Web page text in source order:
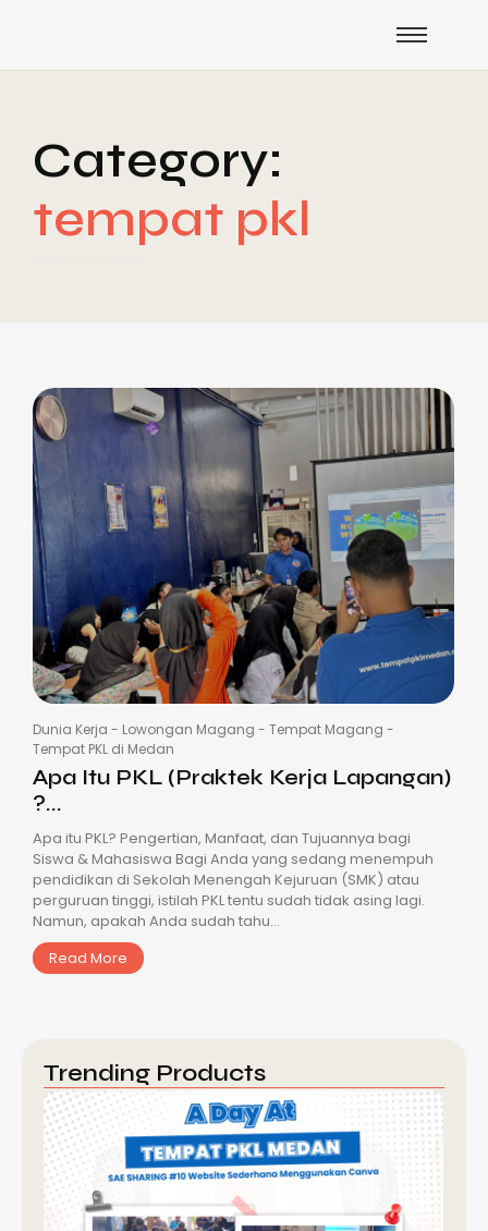
Category:
tempat pkl
Dunia Kerja - Lowongan Magang - Tempat Magang -
Tempat PKL di Medan
Apa Itu PKL (Praktek Kerja Lapangan)
?...
Apa itu PKL? Pengertian, Manfaat, dan Tujuannya bagi
Siswa & Mahasiswa Bagi Anda yang sedang menempuh
pendidikan di Sekolah Menengah Kejuruan (SMK) atau
perguruan tinggi, istilah PKL tentu sudah tidak asing lagi.
Namun, apakah Anda sudah tahu...
Read More
Trending Products